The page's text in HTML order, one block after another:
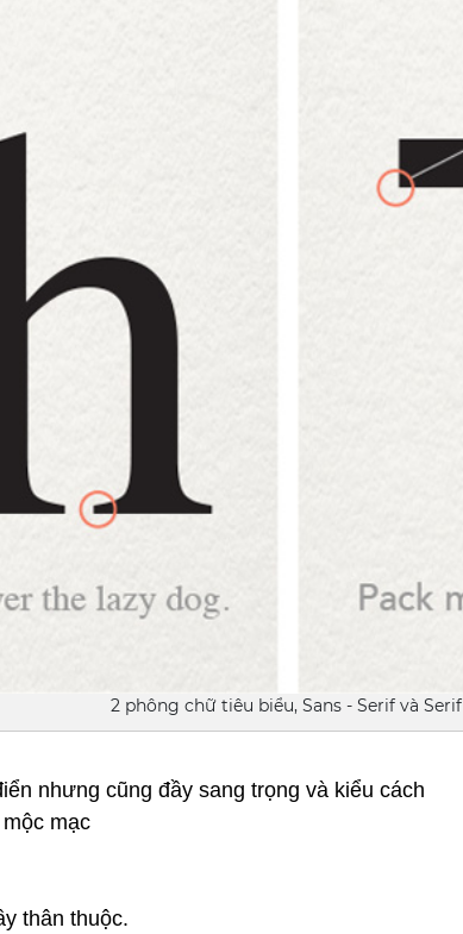
2 phông chữ tiêu biểu, Sans - Serif và Serif
nhưng cũng đầy sang trọng và kiểu cách
mạc
thân thuộc.